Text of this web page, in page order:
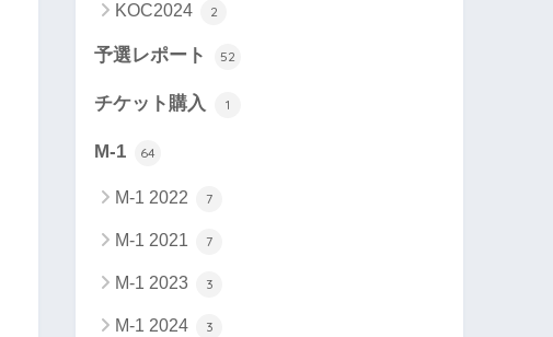
KOC2024 2
予選レポート 52
チケット購入 1
M-1 64
M-1 2022 7
M-1 2021 7
M-1 2023 3
M-1 2024 3